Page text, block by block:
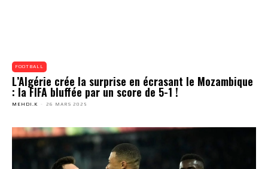
FOOTBALL
L’Algérie crée la surprise en écrasant le Mozambique
: la FIFA bluffée par un score de 5-1 !
MEHDI.K - 26 MARS 2025